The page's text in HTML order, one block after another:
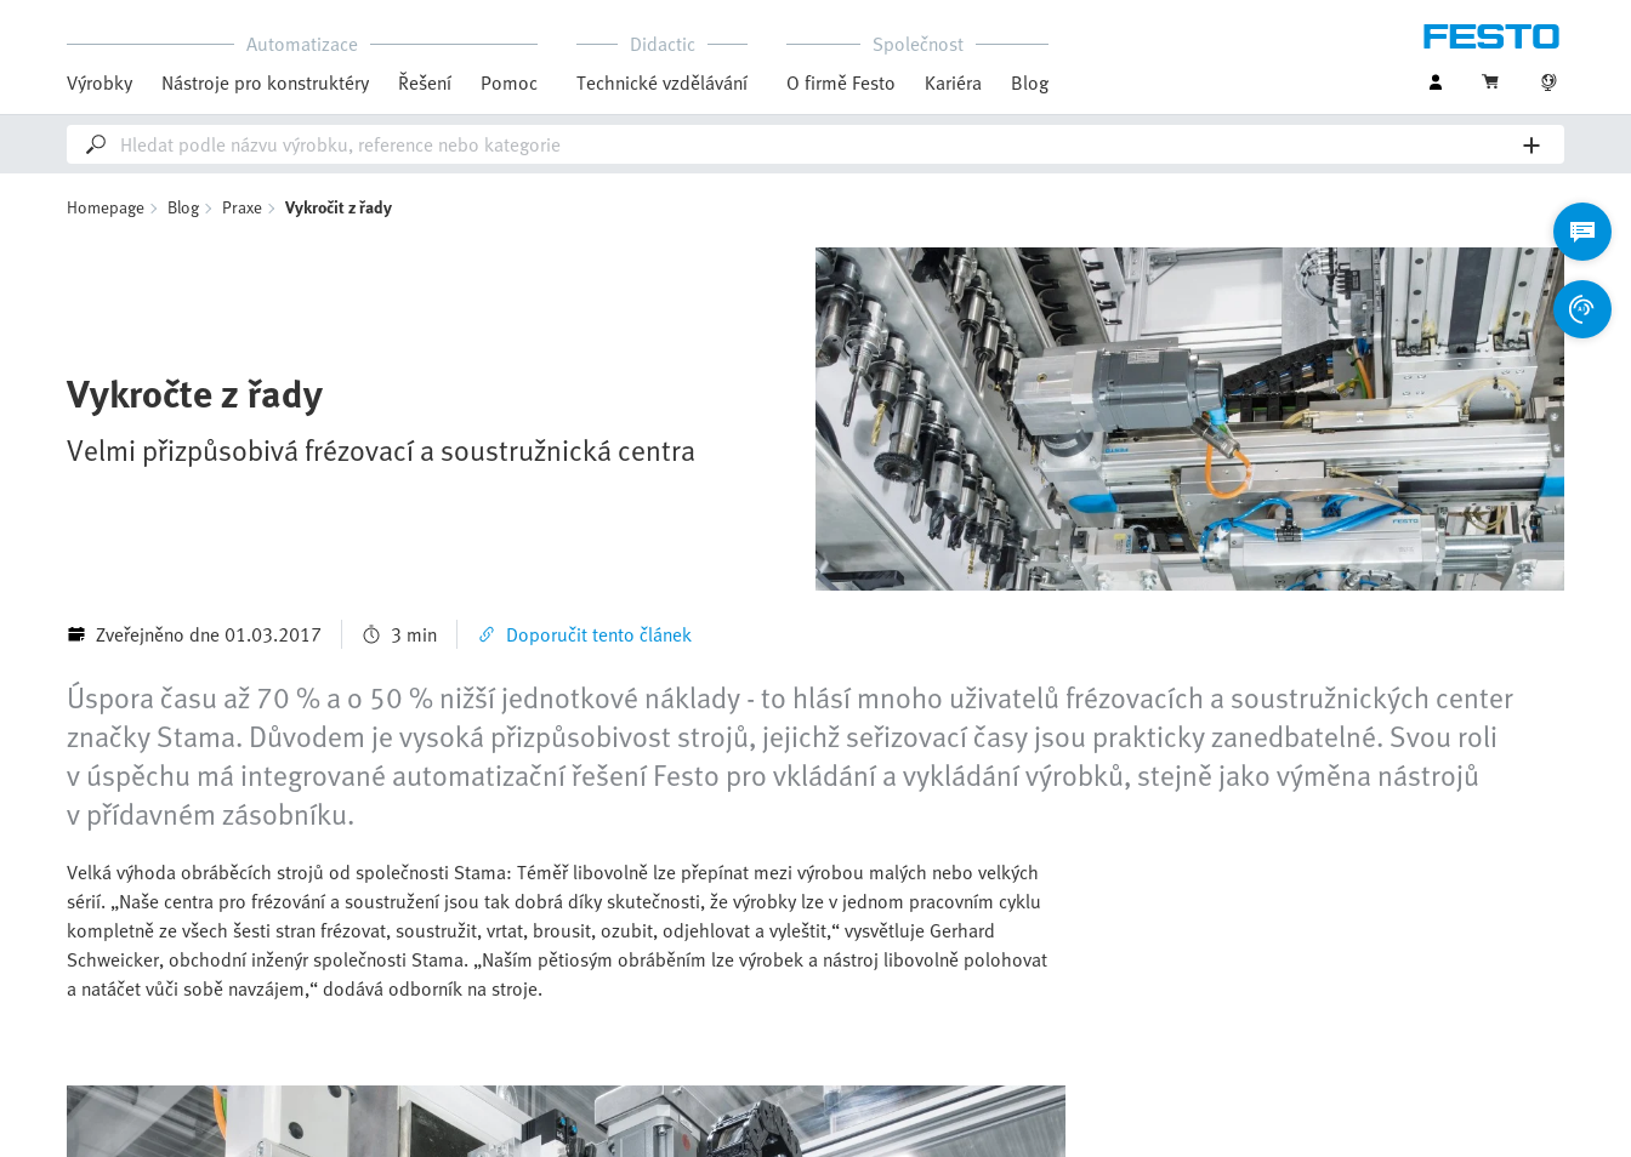
Automatizace
Výrobky
Nástroje pro konstruktéry Řešení Pomoc
Didactic
Technické vzdělávání
Společnost
O firmě Festo
Kariéra Blog
Homepage Blog Praxe Vykročit z řady
Vykročte z řady
Velmi přizpůsobivá frézovací a soustružnická centra
Zveřejněno dne 01.03.2017 3 min Doporučit tento článek
Úspora času až 70 % a o 50 % nižší jednotkové náklady - to hlásí mnoho uživatelů frézovacích a soustružnických center
značky Stama. Důvodem je vysoká přizpůsobivost strojů, jejichž seřizovací časy jsou prakticky zanedbatelné. Svou roli
v úspěchu má integrované automatizační řešení Festo pro vkládání a vykládání výrobků, stejně jako výměna nástrojů
v přídavném zásobníku.
Velká výhoda obráběcích strojů od společnosti Stama: Téměř libovolně lze přepínat mezi výrobou malých nebo velkých
sérií. „Naše centra pro frézování a soustružení jsou tak dobrá díky skutečnosti, že výrobky lze v jednom pracovním cyklu
kompletně ze všech šesti stran frézovat, soustružit, vrtat, brousit, ozubit, odjehlovat a vyleštit,“ vysvětluje Gerhard
Schweicker, obchodní inženýr společnosti Stama. „Naším pětiosým obráběním lze výrobek a nástroj libovolně polohovat
a natáčet vůči sobě navzájem,“ dodává odborník na stroje.